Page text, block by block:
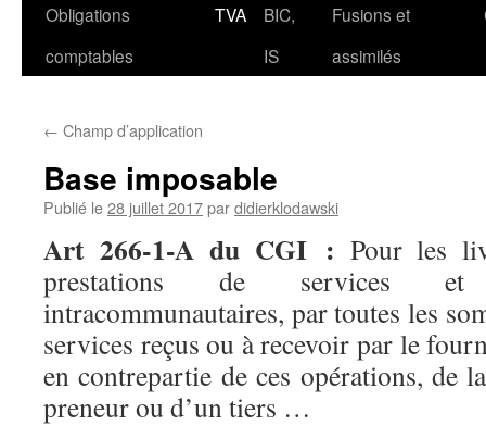
Aller
Obligations
comptables
TVA
BIC,
IS
Fusions et
assimilés
← Champ d’application
Base imposable
Publié le28 juillet 2017pardidierklodawski
Art 266-1-A du CGI : Pour les
prestations de services et
intracommunautaires, par toutes les
services reçus ou à recevoir par le
en contrepartie de ces opérations, de
preneur ou d’un tiers …